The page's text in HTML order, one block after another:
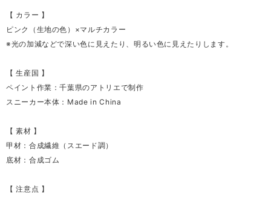
【 カラー 】
ピンク（生地の色）×マルチカラー
※光の加減などで深い色に見えたり、明るい色に見えたりします。
【 生産国 】
ペイント作業：千葉県のアトリエで制作
スニーカー本体：Made in China
【 素材 】
甲材：合成繊維（スエード調）
底材：合成ゴム
【 注意点 】